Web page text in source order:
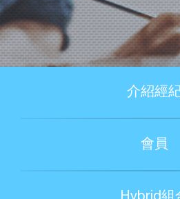
介紹經
會員